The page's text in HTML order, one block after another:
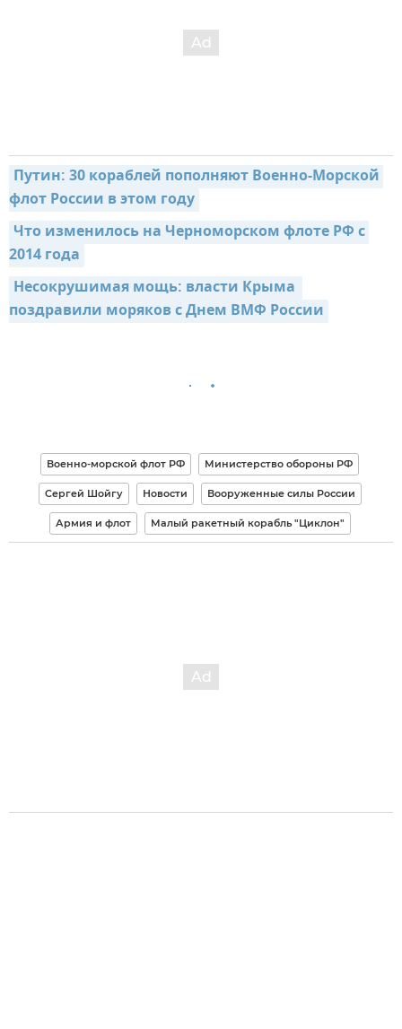
Путин: 30 кораблей пополняют Военно-Морской
флот России в этом году
Что изменилось на Черноморском флоте РФ с
2014 года
Несокрушимая мощь: власти Крыма
поздравили моряков с Днем ВМФ России
Военно-морской флот РФ Министерство обороны РФ
Сергей Шойгу Новости Вооруженные силы России
Армия и флот Малый ракетный корабль "Циклон"